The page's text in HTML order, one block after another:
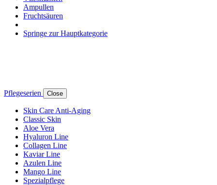
Ampullen
Fruchtsäuren
Springe zur Hauptkategorie
Pflegeserien Close
Skin Care Anti-Aging
Classic Skin
Aloe Vera
Hyaluron Line
Collagen Line
Kaviar Line
Azulen Line
Mango Line
Spezialpflege